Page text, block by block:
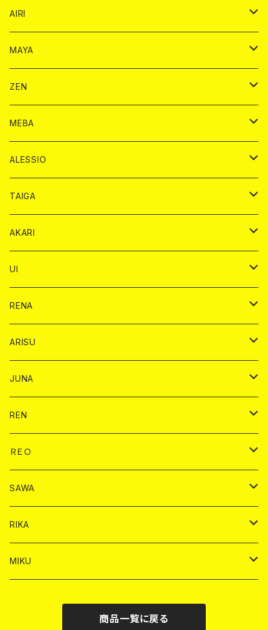
シャンパンカード
モエシャンドン カード
ヴーヴクリコ カード
BAIKA カード
ノーマル カード
プレミアム カード
ドリンク カード
１ドリンクカード
ショット
チェキ カード
チェキ １５００円
AIRI
シャンパン カード
モエシャンドン カード
ヴーヴクリコ カード
BAIKA カード
ノーマル カード
プレミアム カード
ドリンク カード
１ドリンク カード
ショット
チェキ カード
チェキ １５００円
MAYA
ドリンク
1ドリンク
ショット
チェキ
BAIKA
ZEN
ドリンク
シャンパン
ショット
チェキ
BAIKA
MEBA
ドリンク
シャンパンカード
ドリンクカード
チップ
チェキ
ALESSIO
ドリンク
シャンパン
1ドリンク
チップ
TAIGA
ドリンク
シャンパン
1ドリンク
チップ
AKARI
ドリンク
1ドリンク
ショット
UI
バイカ
ドリンク
シャンパン
ドリンク
チェキ
RENA
バイカ
ドリンク
ドリンク
ヤードグラス
チェキ
ARISU
バイカ
ドリンク
ドリンク
シャンパン
チェキ
JUNA
バイカ
ドリンク
シャンパン
ヤードグラス
チェキ
REN
バイカ
ドリンク
ショット
シャンパン
チェキ
ＲＥＯ
ドリンク
シャンパン
ショット
バイカ
チェキ
SAWA
ドリンク
シャンパン
バイカ
RIKA
ドリンク
MIKU
商品一覧に戻る